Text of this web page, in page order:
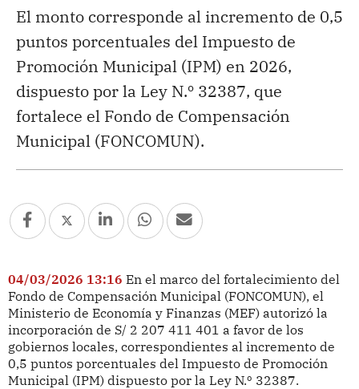
El monto corresponde al incremento de 0,5
puntos porcentuales del Impuesto de
Promoción Municipal (IPM) en 2026,
dispuesto por la Ley N.º 32387, que
fortalece el Fondo de Compensación
Municipal (FONCOMUN).
04/03/2026 13:16 En el marco del fortalecimiento del
Fondo de Compensación Municipal (FONCOMUN), el
Ministerio de Economía y Finanzas (MEF) autorizó la
incorporación de S/ 2 207 411 401 a favor de los
gobiernos locales, correspondientes al incremento de
0,5 puntos porcentuales del Impuesto de Promoción
Municipal (IPM) dispuesto por la Ley N.º 32387.